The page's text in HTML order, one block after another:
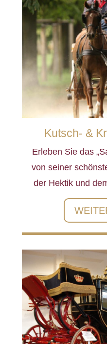
Kutsch- &
Erleben Sie das
von seiner
der Hektik und